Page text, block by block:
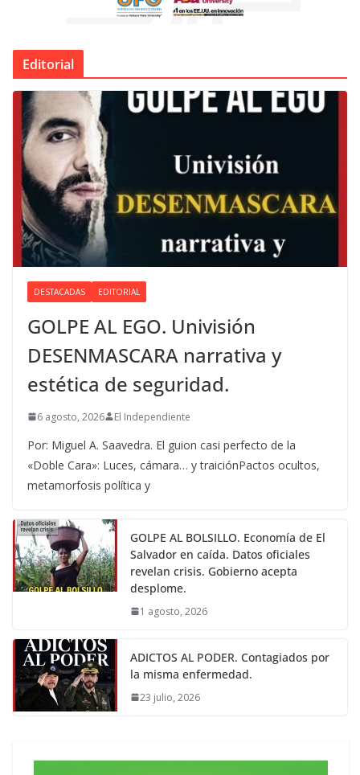
Editorial
DESTACADAS EDITORIAL
GOLPE AL EGO. Univisión
DESENMASCARA narrativa y
estética de seguridad.
6 agosto, 2026 El Independiente
Por: Miguel A. Saavedra. El guion casi perfecto de la
«Doble Cara»: Luces, cámara… y traiciónPactos ocultos,
metamorfosis política y
GOLPE AL BOLSILLO. Economía de El
Salvador en caída. Datos oficiales
revelan crisis. Gobierno acepta
desplome.
1 agosto, 2026
ADICTOS AL PODER. Contagiados por
la misma enfermedad.
23 julio, 2026